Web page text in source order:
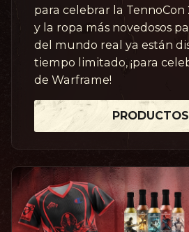
para celebrar la TennoCon
y la ropa más novedosos
del mundo real ya están
tiempo limitado, ¡para
de Warframe!
PRODUCTOS